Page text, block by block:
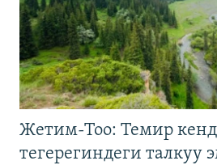
Жетим-Тоо: Темир
тегерегиндеги талкуу